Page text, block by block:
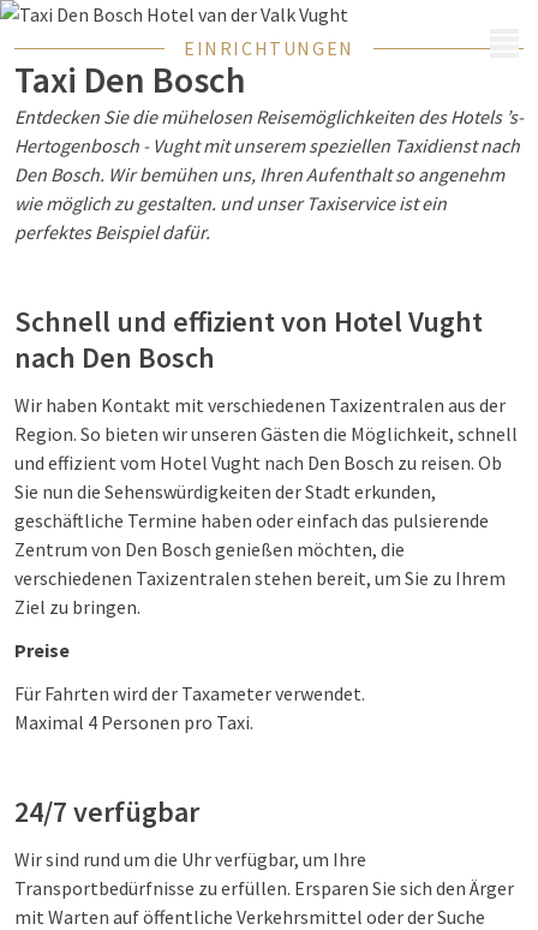
EINRICHTUNGEN
Taxi Den Bosch
Entdecken Sie die mühelosen Reisemöglichkeiten des Hotels ’s-
Hertogenbosch - Vught mit unserem speziellen Taxidienst nach
Den Bosch. Wir bemühen uns, Ihren Aufenthalt so angenehm
wie möglich zu gestalten. und unser Taxiservice ist ein
perfektes Beispiel dafür.
Schnell und effizient von Hotel Vught
nach Den Bosch
Wir haben Kontakt mit verschiedenen Taxizentralen aus der
Region. So bieten wir unseren Gästen die Möglichkeit, schnell
und effizient vom Hotel Vught nach Den Bosch zu reisen. Ob
Sie nun die Sehenswürdigkeiten der Stadt erkunden,
geschäftliche Termine haben oder einfach das pulsierende
Zentrum von Den Bosch genießen möchten, die
verschiedenen Taxizentralen stehen bereit, um Sie zu Ihrem
Ziel zu bringen.
Preise
Für Fahrten wird der Taxameter verwendet.
Maximal 4 Personen pro Taxi.
24/7 verfügbar
Wir sind rund um die Uhr verfügbar, um Ihre
Transportbedürfnisse zu erfüllen. Ersparen Sie sich den Ärger
mit Warten auf öffentliche Verkehrsmittel oder der Suche